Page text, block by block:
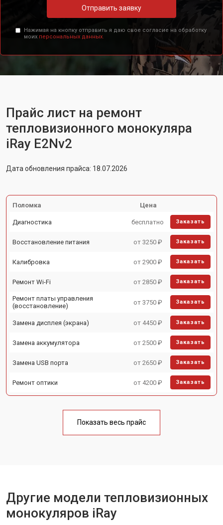
Отправить заявку
Нажимая на кнопку отправить я даю свое согласие на обработку
моих персональных данных.
Прайс лист на ремонт
тепловизионного монокуляра
iRay E2Nv2
Дата обновления прайса: 18.07.2026
Поломка Цена
Диагностика бесплатно Заказать
Восстановление питания от 3250 ₽ Заказать
Калибровка от 2900 ₽ Заказать
Ремонт Wi-Fi от 2850 ₽ Заказать
Ремонт платы управления
(восстановление)
от 3750 ₽ Заказать
Замена дисплея (экрана) от 4450 ₽ Заказать
Замена аккумулятора от 2500 ₽ Заказать
Замена USB порта от 2650 ₽ Заказать
Ремонт оптики от 4200 ₽ Заказать
Показать весь прайс
Другие модели тепловизионных
монокуляров iRay